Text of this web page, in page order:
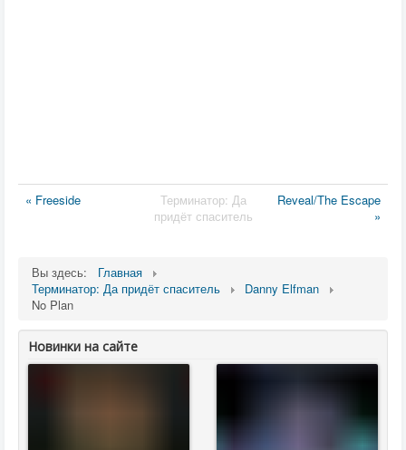
« Freeside
Терминатор: Да
придёт спаситель
Reveal/The Escape
»
Вы здесь:
Главная
Терминатор: Да придёт спаситель
Danny Elfman
No Plan
Новинки на сайте